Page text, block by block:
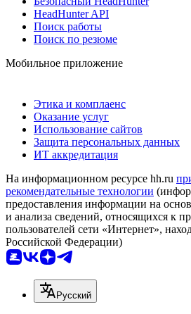
HeadHunter API
Поиск работы
Поиск по резюме
Мобильное приложение
Этика и комплаенс
Оказание услуг
Использование сайтов
Защита персональных данных
ИТ аккредитация
На информационном ресурсе hh.ru
рекомендательные технологии
предоставления информации на
и анализа сведений, относящихся к
пользователей сети «Интернет»,
Российской Федерации)
Русский